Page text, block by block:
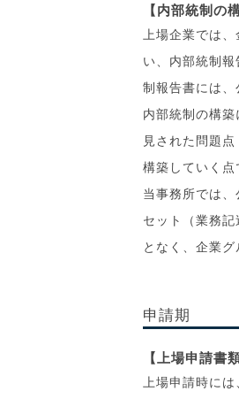
【内部統制
上場企業では
い、内部統制
制報告書には、
内部統制の構
見された問題
構築していく点
当事務所では
セット（業務
となく、企業
申請期
【上場申請書
上場申請時には